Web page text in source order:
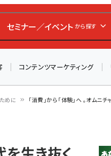
セミナー／イベント から探す
コンテンツマーケティング
めに 「消費」から「体験」へ 。オムニ
責任者が登壇のリアルECセ
交流会も実施】